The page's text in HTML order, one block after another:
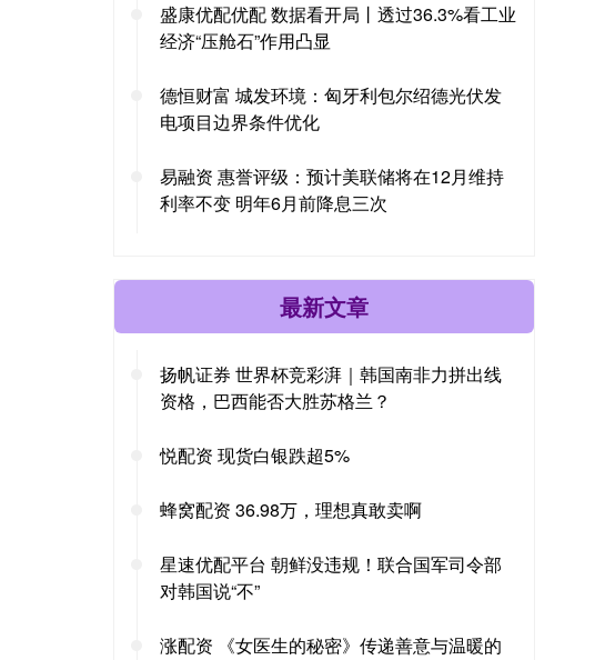
盛康优配优配 数据看开局丨透过36.3%看工业
经济“压舱石”作用凸显
德恒财富 城发环境：匈牙利包尔绍德光伏发
电项目边界条件优化
易融资 惠誉评级：预计美联储将在12月维持
利率不变 明年6月前降息三次
最新文章
扬帆证券 世界杯竞彩湃｜韩国南非力拼出线
资格，巴西能否大胜苏格兰？
悦配资 现货白银跌超5%
蜂窝配资 36.98万，理想真敢卖啊
星速优配平台 朝鲜没违规！联合国军司令部
对韩国说“不”
涨配资 《女医生的秘密》传递善意与温暖的